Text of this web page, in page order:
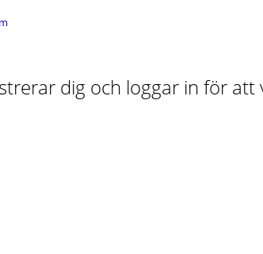
dig och loggar in för att